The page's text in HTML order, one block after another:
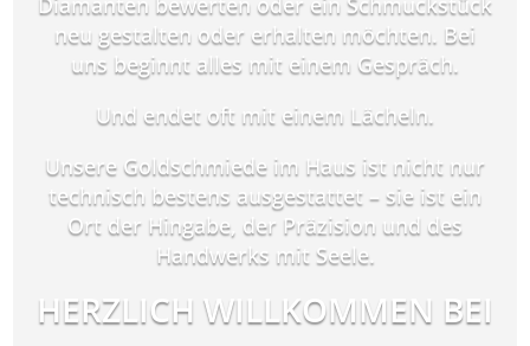
neu gestalten oder erhalten möchten. Bei
uns beginnt alles mit einem Gespräch.
Und endet oft mit einem Lächeln.
Unsere Goldschmiede im Haus ist nicht nur
technisch bestens ausgestattet – sie ist ein
Ort der Hingabe, der Präzision und des
Handwerks mit Seele.
HERZLICH WILLKOMMEN BEI